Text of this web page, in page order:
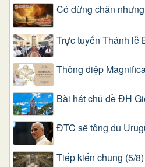
Có dừng chân
Trực tuyến Thánh lễ
Thông điệp
Bài hát chủ đề ĐH
ĐTC sẽ tông du
Tiếp kiến chung (5/8)